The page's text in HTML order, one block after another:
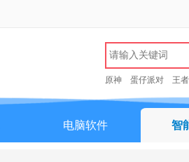
原神 蛋仔派对 王
电脑软件 智